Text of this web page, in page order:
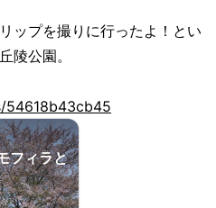
ップを撮りに行ったよ！とい
陵公園。
フィラと